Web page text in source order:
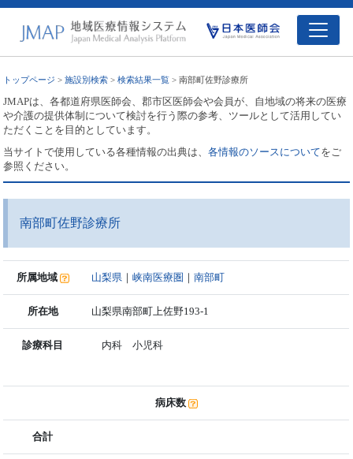
トップページ >施設別検索 >検索結果一覧 > 南部町佐野診療所
JMAPは、各都道府県医師会、郡市区医師会や会員が、自地域の将来の医療
や介護の提供体制について検討を行う際の参考、ツールとして活用してい
ただくことを目的としています。
当サイトで使用している各種情報の出典は、各情報のソースについてをご
参照ください。
南部町佐野診療所
所属地域 山梨県 ｜峡南医療圏 ｜南部町
所在地 山梨県南部町上佐野193-1
診療科目 内科 小児科
病床数
合計